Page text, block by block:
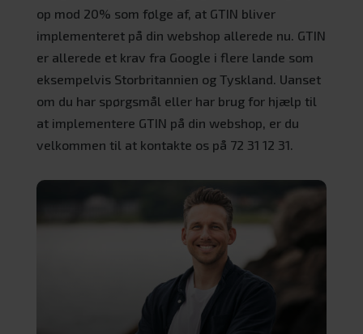
op mod 20% som følge af, at GTIN bliver
implementeret på din webshop allerede nu. GTIN
er allerede et krav fra Google i flere lande som
eksempelvis Storbritannien og Tyskland. Uanset
om du har spørgsmål eller har brug for hjælp til
at implementere GTIN på din webshop, er du
velkommen til at kontakte os på 72 31 12 31.